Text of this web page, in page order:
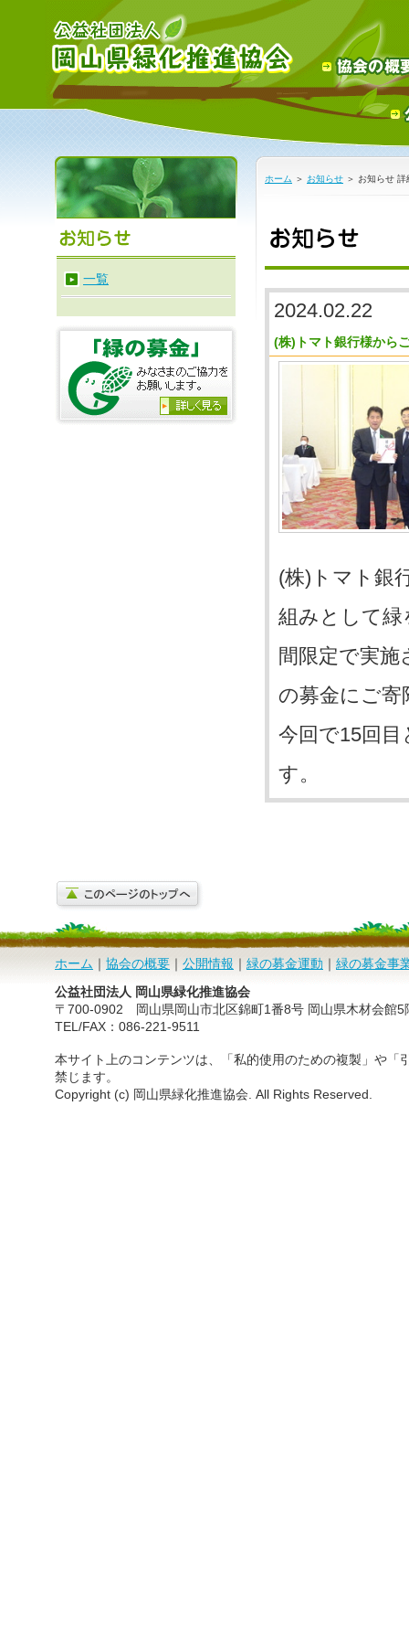
ホーム ＞ お知らせ ＞ お知らせ 詳
2024.02.22
(株)トマト銀行様から
(株)トマト銀
組みとして
間限定で実
の募金にご
今回で15回
す。
一覧
ホーム ｜ 協会の概要 ｜ 公開情報 ｜ 緑の募金運動 ｜ 緑の募金事
公益社団法人 岡山県緑化推進協会
〒700-0902 岡山県岡山市北区錦町1番8号 岡山県木材会館5
TEL/FAX：086-221-9511
本サイト上のコンテンツは、「私的使用のための複製」や
禁じます。
Copyright (c) 岡山県緑化推進協会. All Rights Reserved.